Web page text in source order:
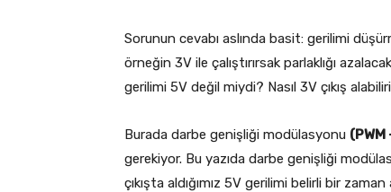
Sorunun cevabı aslında basit: gerilimi
örneğin 3V ile çalıştırırsak parlaklığı
gerilimi 5V değil miydi? Nasıl 3V çıkış
Burada darbe genişliği modülasyonu
gerekiyor. Bu yazıda darbe genişliği
çıkışta aldığımız 5V gerilimi belirli bir